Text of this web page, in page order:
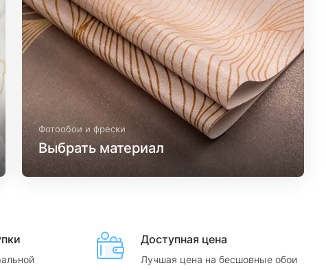
Фотообои и фрески
Выбрать материал
Доступная цена
Лучшая цена на бесшовные обои